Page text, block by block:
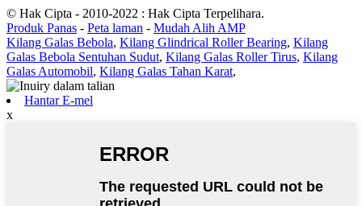
© Hak Cipta - 2010-2022 : Hak Cipta Terpelihara.
Produk Panas - Peta laman - Mudah Alih AMP
Kilang Galas Bebola, Kilang Glindrical Roller Bearing, Kilang
Galas Bebola Sentuhan Sudut, Kilang Galas Roller Tirus, Kilang
Galas Automobil, Kilang Galas Tahan Karat,
Hantar E-mel
x